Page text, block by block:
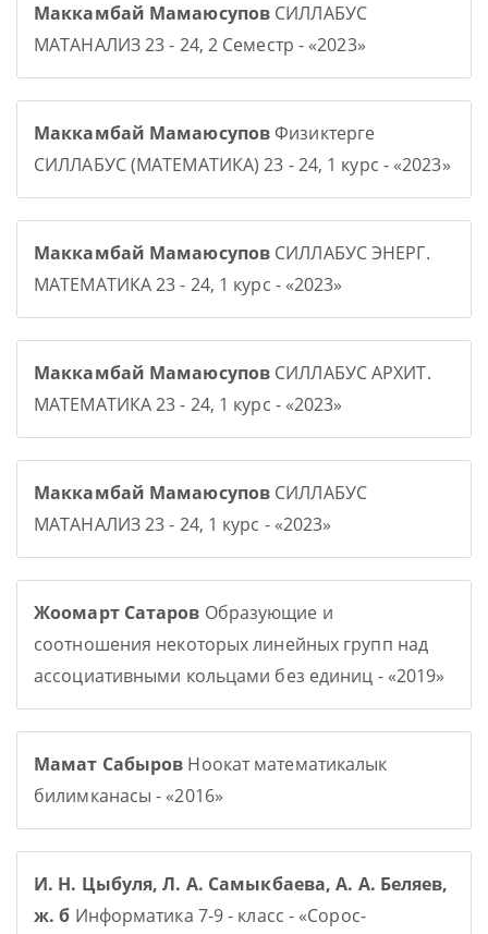
Маккамбай Мамаюсупов СИЛЛАБУС
МАТАНАЛИЗ 23 - 24, 2 Семестр - «2023»
Маккамбай МамаюсуповФизиктерге
СИЛЛАБУС (МАТЕМАТИКА) 23 - 24, 1 курс - «2023»
Маккамбай Мамаюсупов СИЛЛАБУС ЭНЕРГ.
МАТЕМАТИКА 23 - 24, 1 курс - «2023»
Маккамбай Мамаюсупов СИЛЛАБУС АРХИТ.
МАТЕМАТИКА 23 - 24, 1 курс - «2023»
Маккамбай Мамаюсупов СИЛЛАБУС
МАТАНАЛИЗ 23 - 24, 1 курс - «2023»
Жоомарт Сатаров Образующие и
соотношения некоторых линейных групп над
ассоциативными кольцами без единиц - «2019»
Мамат Сабыров Ноокат математикалык
билимканасы - «2016»
И. Н. Цыбуля, Л. А. Самыкбаева, А. А. Беляев,
ж. б Информатика 7-9 - класс - «Сорос-